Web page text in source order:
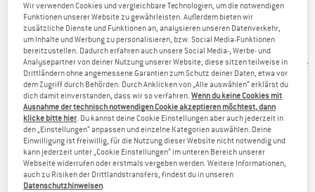
warm
NACHTEILE
Beweglichkeit
Ja, ich würde das Produkt einem Freund empfehlen
WÜRDE ICH NICHT WIEDER KAUFEN
Naht ging nach der ersten Eistour auf
VORTEILE
Schnelltrocknend
Winddicht
Preis / Leistung
mehr Details
WAS SAGST DU DAZU?
Wir verwenden Cookies und vergleichbare Technologien, um die notwendigen
Funktionen unserer Website zu gewährleisten. Außerdem bieten wir
zusätzliche Dienste und Funktionen an, analysieren unseren Datenverkehr,
um Inhalte und Werbung zu personalisieren, bzw. Social Media-Funktionen
bereitzustellen. Dadurch erfahren auch unsere Social Media-, Werbe- und
Analysepartner von deiner Nutzung unserer Website; diese sitzen teilweise in
Drittländern ohne angemessene Garantien zum Schutz deiner Daten, etwa vor
dem Zugriff durch Behörden. Durch Anklicken von „Alle auswählen“ erklärst du
dich damit einverstanden, dass wir so verfahren.Wenn du keine Cookies mit
Ausnahme der technisch notwendigen Cookie akzeptieren möchtest, dann
klicke bitte hier. Du kannst deine Cookie Einstellungen aber auch jederzeit in
den „Einstellungen“ anpassen und einzelne Kategorien auswählen. Deine
Einwilligung ist freiwillig, für die Nutzung dieser Website nicht notwendig und
kann jederzeit unter „Cookie Einstellungen“ im unteren Bereich unserer
Webseite widerrufen oder erstmals vergeben werden. Weitere Informationen,
auch zu Risiken der Drittlandstransfers, findest du in unseren
Datenschutzhinweisen.